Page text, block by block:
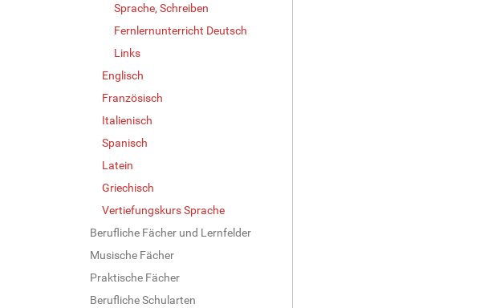
Sprache, Schreiben
Fernlernunterricht Deutsch
Links
Englisch
Französisch
Italienisch
Spanisch
Latein
Griechisch
Vertiefungskurs Sprache
Berufliche Fächer und Lernfelder
Musische Fächer
Praktische Fächer
Berufliche Schularten